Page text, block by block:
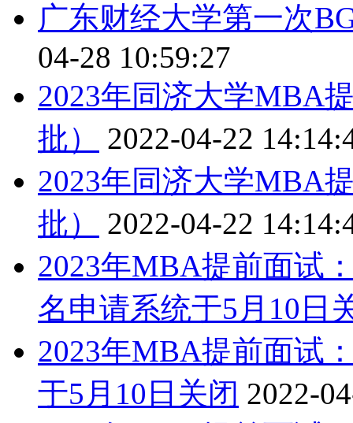
广东财经大学第一次
04-28 10:59:27
2023年同济大学MBA
批）
2022-04-22
2023年同济大学MBA
批）
2022-04-22
2023年MBA提前面试
名申请系统于5月10日
2023年MBA提前面试
于5月10日关闭 2022-